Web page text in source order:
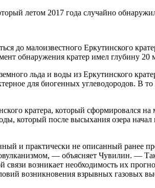
летом 2017 года случайно
до малоизвестного Еркутинского
обнаружения кратер имел глубину
льда и воды из Еркутинского
для биогенных углеводородов. В
кратера, который сформировался
который после высыхания озера начал
и практически не описанный ранее
— объясняет Чувилин. —
возникает необходимость их
возникновения взрывных газовых